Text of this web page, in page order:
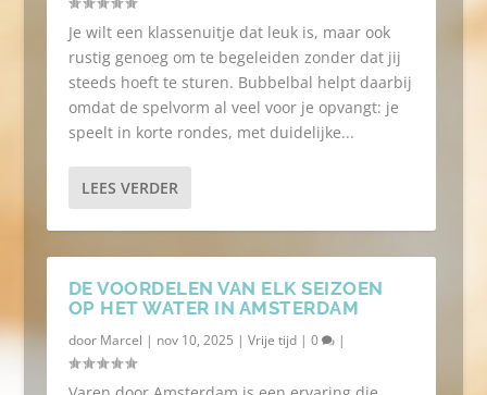
Je wilt een klassenuitje dat leuk is, maar ook
rustig genoeg om te begeleiden zonder dat jij
steeds hoeft te sturen. Bubbelbal helpt daarbij
omdat de spelvorm al veel voor je opvangt: je
speelt in korte rondes, met duidelijke...
LEES VERDER
DE VOORDELEN VAN ELK SEIZOEN
OP HET WATER IN AMSTERDAM
door Marcel | nov 10, 2025 | Vrije tijd| 0 |